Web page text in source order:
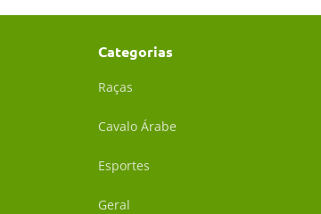
Categorias
Raças
Cavalo Árabe
Esportes
Geral